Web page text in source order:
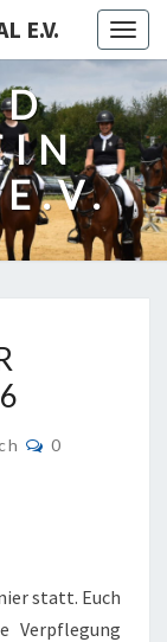
E.V.
Kommentare
0
statt. Euch
Verpflegung